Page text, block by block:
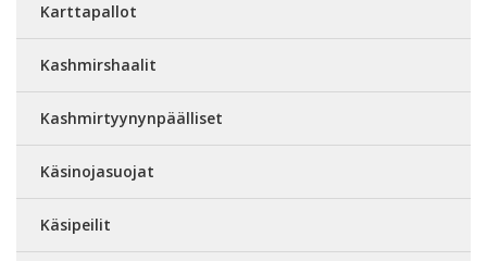
Karttapallot
Kashmirshaalit
Kashmirtyynynpäälliset
Käsinojasuojat
Käsipeilit